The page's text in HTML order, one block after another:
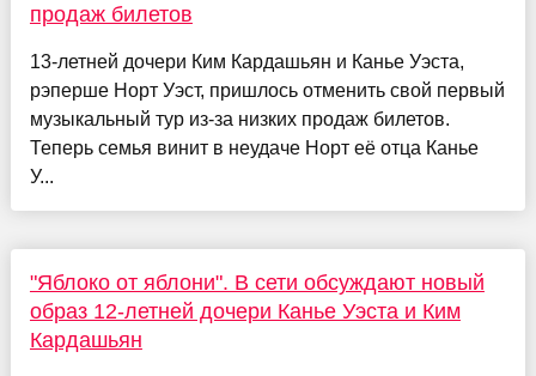
продаж билетов
13-летней дочери Ким Кардашьян и Канье Уэста,
рэперше Норт Уэст, пришлось отменить свой первый
музыкальный тур из-за низких продаж билетов.
Теперь семья винит в неудаче Норт её отца Канье
У...
"Яблоко от яблони". В сети обсуждают новый
образ 12-летней дочери Канье Уэста и Ким
Кардашьян